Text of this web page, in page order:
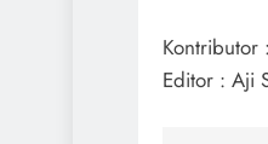
Kontributor
Editor : Aji